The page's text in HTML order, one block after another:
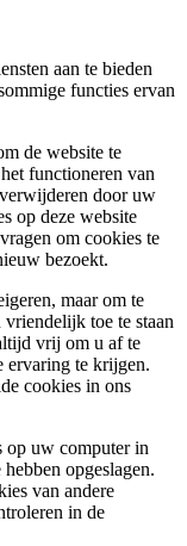
aan te bieden
functies ervan
de website te
functioneren van
door uw
op deze website
om cookies te
bezoekt.
maar om te
toe te staan
vrij om u af te
ervaring te krijgen.
cookies in ons
op uw computer in
opgeslagen.
van andere
in de